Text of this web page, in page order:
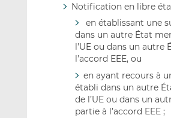
Notification en libre
en établissant une
dans un autre État
l’UE ou dans un autre
l’accord EEE, ou
en ayant recours à
établi dans un autre
de l’UE ou dans un
partie à l’accord EEE ;